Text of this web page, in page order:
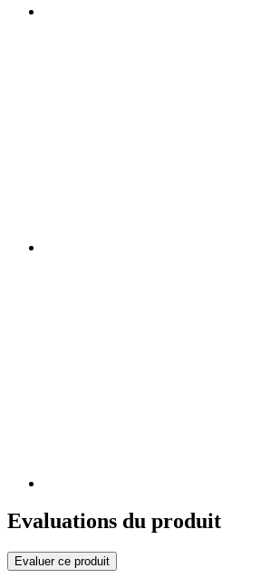
Evaluations du produit
Evaluer ce produit